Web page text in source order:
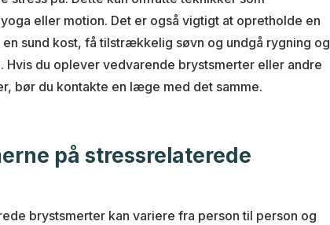
eller motion. Det er også vigtigt at opretholde en
sund kost, få tilstrækkelig søvn og undgå rygning og
du oplever vedvarende brystsmerter eller andre
bør du kontakte en læge med det samme.
på stressrelaterede
brystsmerter kan variere fra person til person og